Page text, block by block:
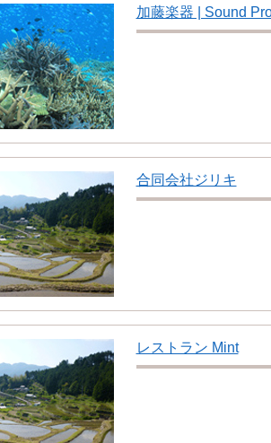
加藤楽器 | Sound
合同会社ジリキ
レストラン Mint